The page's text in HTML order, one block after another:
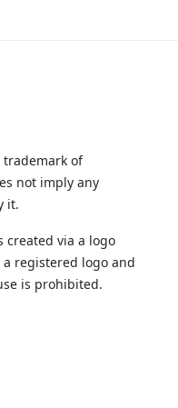
trademark of
not imply any
it.
created via a logo
a registered logo and
is prohibited.